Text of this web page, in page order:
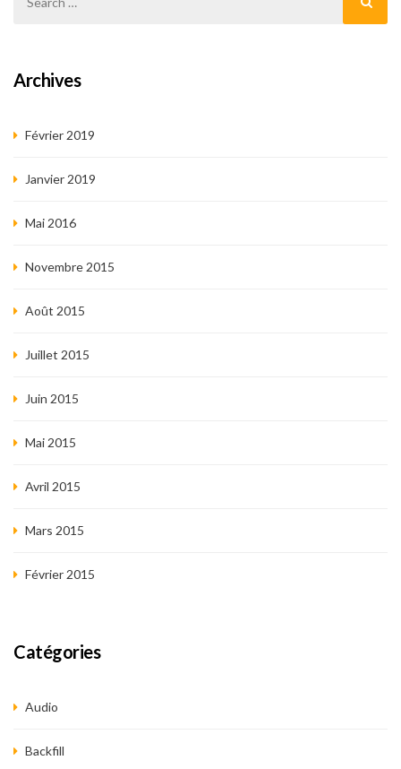
Archives
Février 2019
Janvier 2019
Mai 2016
Novembre 2015
Août 2015
Juillet 2015
Juin 2015
Mai 2015
Avril 2015
Mars 2015
Février 2015
Catégories
Audio
Backfill